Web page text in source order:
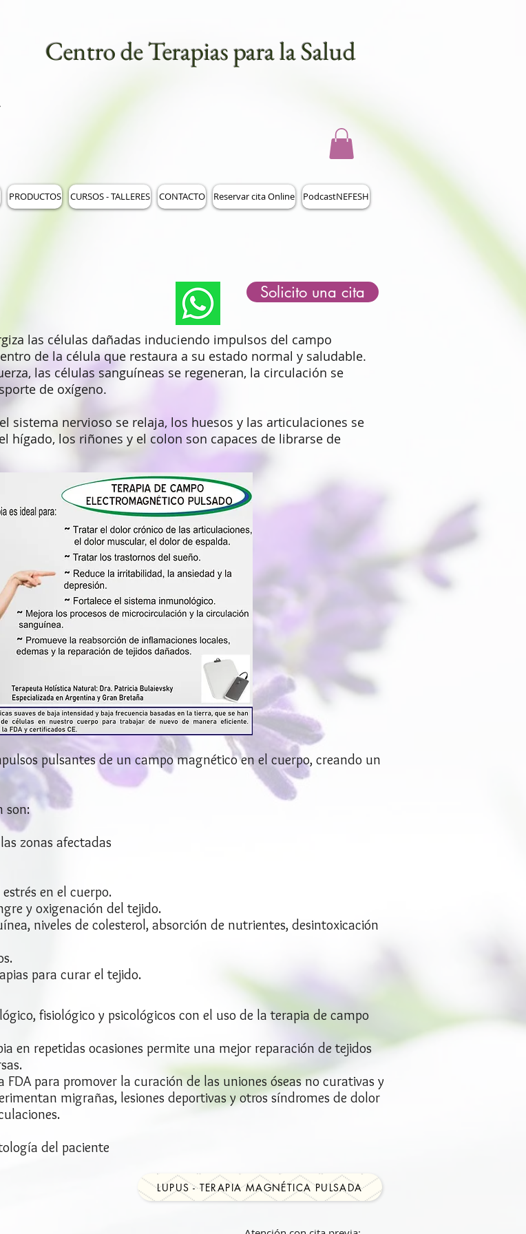
Centro de Terapias para la Salud
PRODUCTOS CURSOS - TALLERES CONTACTO Reservar cita Online PodcastNEFESH
Solicito una cita
las células dañadas induciendo impulsos del campo
de la célula que restaura a su estado normal y saludable.
las células sanguíneas se regeneran, la circulación se
de oxígeno.
sistema nervioso se relaja, los huesos y las articulaciones se
hígado, los riñones y el colon son capaces de librarse de
pulsantes de un campo magnético en el cuerpo, creando un
son:​
zonas afectadas
en el cuerpo.
y oxigenación del tejido.
niveles de colesterol, absorción de nutrientes, desintoxicación
para curar el tejido.
fisiológico y psicológicos con el uso de la terapia de campo
en repetidas ocasiones permite una mejor reparación de tejidos
para promover la curación de las uniones óseas no curativas y
migrañas, lesiones deportivas y otros síndromes de dolor
del paciente
LUPUS - TERAPIA MAGNÉTICA PULSADA